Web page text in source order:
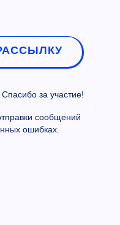
за участие!
сообщений
ошибках.